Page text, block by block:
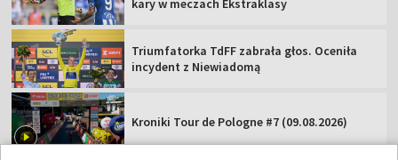
kary w meczach Ekstraklasy
Triumfatorka TdFF zabrała głos. Oceniła
incydent z Niewiadomą
Kroniki Tour de Pologne #7 (09.08.2026)